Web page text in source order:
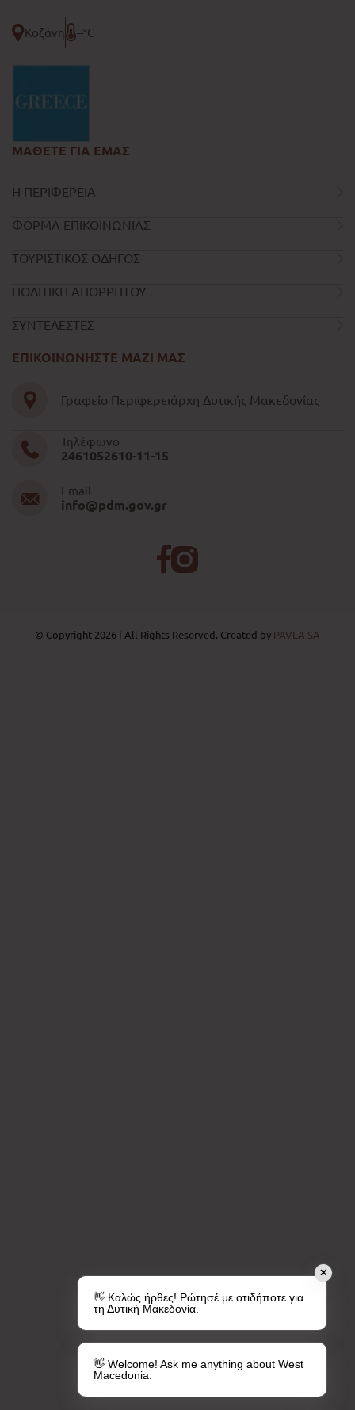
Κοζάνη --°C
ΜΑΘΕΤΕ ΓΙΑ ΕΜΑΣ
Η ΠΕΡΙΦΕΡΕΙΑ
ΦΟΡΜΑ ΕΠΙΚΟΙΝΩΝΙΑΣ
ΤΟΥΡΙΣΤΙΚΟΣ ΟΔΗΓΟΣ
ΠΟΛΙΤΙΚΗ ΑΠΟΡΡΗΤΟΥ
ΣΥΝΤΕΛΕΣΤΕΣ
ΕΠΙΚΟΙΝΩΝΗΣΤΕ ΜΑΖΙ ΜΑΣ
Γραφείο Περιφερειάρχη Δυτικής Μακεδονίας
Τηλέφωνο
2461052610-11-15
Email
info@pdm.gov.gr
© Copyright 2026 | All Rights Reserved. Created by PAVLA SA
✕
👋 Καλώς ήρθες! Ρώτησέ με οτιδήποτε για
τη Δυτική Μακεδονία.
👋 Welcome! Ask me anything about West
Macedonia.